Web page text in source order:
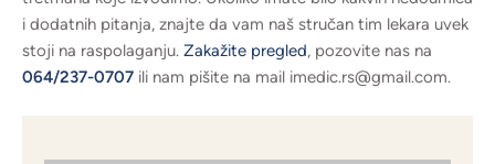
i dodatnih pitanja, znajte da vam naš stručan tim lekara uvek
stoji na raspolaganju. Zakažite pregled, pozovite nas na
064/237-0707 ili nam pišite na mail imedic.rs@gmail.com.